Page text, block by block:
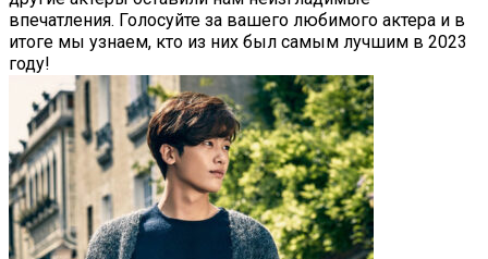
впечатления. Голосуйте за вашего любимого актера и в
итоге мы узнаем, кто из них был самым лучшим в 2023
году!